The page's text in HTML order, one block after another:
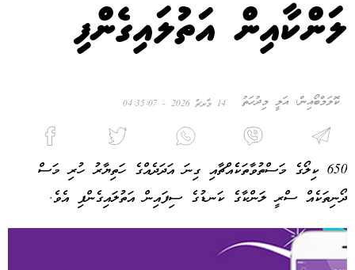
ލަންކާއިން އަތުލައިގެންފި
ކޮލަމްބޯއިން, އަލީ މިދުހަތު 14 މާރޗް 2026 - 04:35:07
650 ކިލޯގެ މަސްތުވާތަކެެއްޗާއި ގިނަ އަދަދެއްގެ ހަތިޔާރު ހުރި މަސް
ދޯނިތަކެއް ސްރީ ލަންކާގެ ކަނޑުގެ ސިފައިން އަތުލައިގެންފި އެވެ.